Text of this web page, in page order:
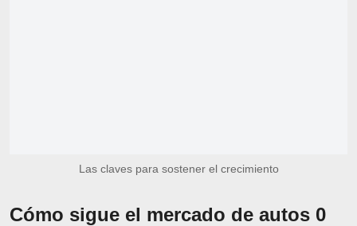
Las claves para sostener el crecimiento
Cómo sigue el mercado de autos 0